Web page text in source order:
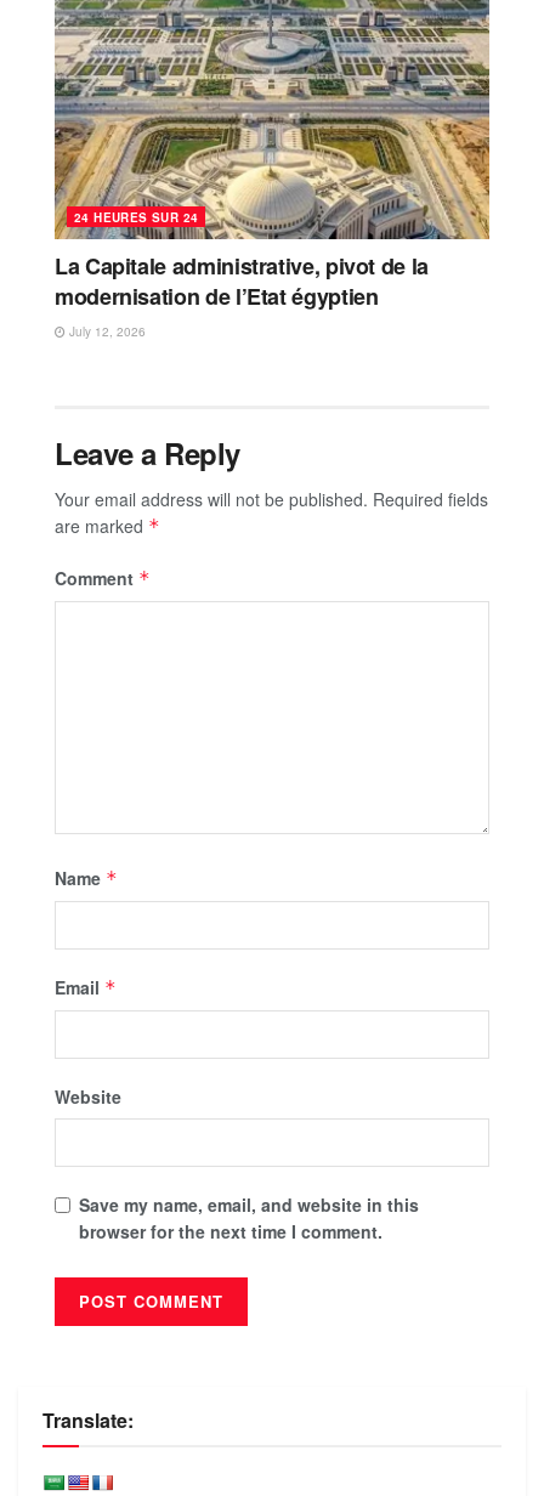
24 HEURES SUR 24
La Capitale administrative, pivot de la
modernisation de l’Etat égyptien
July 12, 2026
Leave a Reply
Your email address will not be published. Required fields
are marked *
Comment *
Name *
Email *
Website
Save my name, email, and website in this
browser for the next time I comment.
Translate: